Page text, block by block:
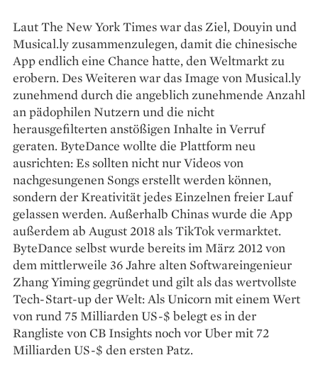
Laut The New York Times war das Ziel, Douyin und
Musical.ly zusammenzulegen, damit die chinesische
App endlich eine Chance hatte, den Weltmarkt zu
erobern. Des ­Weiteren war das Image von Musical.ly
zunehmend durch die angeblich zunehmende Anzahl
an pädophilen Nutzern und die nicht
herausgefilterten anstößigen Inhalte in Verruf
geraten. Byte­Dance ­wollte die Plattform neu
ausrichten: Es sollten nicht nur Videos von
nachgesungenen Songs erstellt werden können,
sondern der Kreativität jedes Einzelnen freier Lauf
gelassen werden. Außerhalb Chinas wurde die App
außerdem ab August 2018 als TikTok vermarktet.
ByteDance selbst wurde bereits im März 2012 von
dem mittlerweile 36 Jahre alten Softwareingenieur
Zhang Yiming gegründet und gilt als das wertvollste
Tech-Start-up der Welt: Als Unicorn mit einem Wert
von rund 75 Milliarden US-$ belegt es in der
Rangliste von CB Insights noch vor Uber mit 72
Milliarden US-$ den ersten Patz.